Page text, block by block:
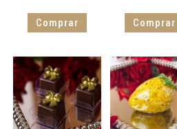
Comprar Comprar